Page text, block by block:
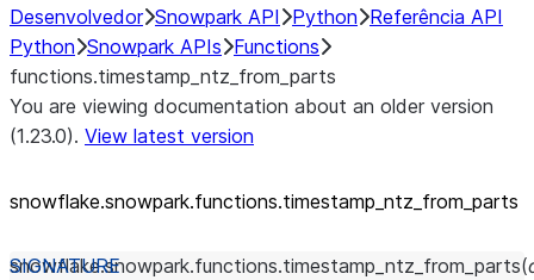
Desenvolvedor Snowpark API Python Referência API
Python Snowpark APIs Functions
functions.timestamp_ntz_from_parts
You are viewing documentation about an older version
(1.23.0). View latest version
snowflake.snowpark.functions.timestamp_ ntz_ from_ parts
snowflake.snowpark.functions.timestamp_ntz_from_parts(